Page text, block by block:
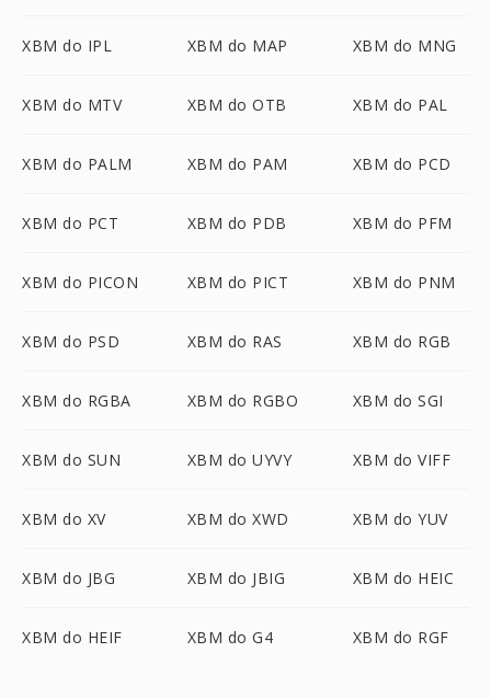
XBM do IPL XBM do MAP XBM do MNG
XBM do MTV XBM do OTB XBM do PAL
XBM do PALM XBM do PAM XBM do PCD
XBM do PCT XBM do PDB XBM do PFM
XBM do PICON XBM do PICT XBM do PNM
XBM do PSD XBM do RAS XBM do RGB
XBM do RGBA XBM do RGBO XBM do SGI
XBM do SUN XBM do UYVY XBM do VIFF
XBM do XV XBM do XWD XBM do YUV
XBM do JBG XBM do JBIG XBM do HEIC
XBM do HEIF XBM do G4 XBM do RGF